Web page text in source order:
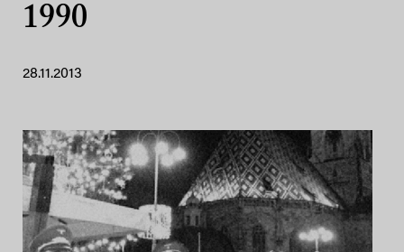
1990
28.11.2013